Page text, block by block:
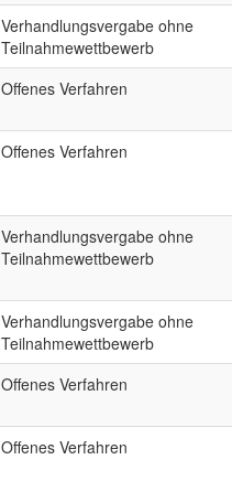
Verhandlungsvergabe ohne
Teilnahmewettbewerb
Offenes Verfahren
Offenes Verfahren
Verhandlungsvergabe ohne
Teilnahmewettbewerb
Verhandlungsvergabe ohne
Teilnahmewettbewerb
Offenes Verfahren
Offenes Verfahren